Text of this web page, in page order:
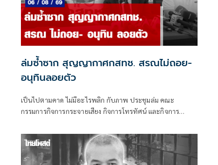
ล่มซ้ำซาก สุญญากาศกสทช. สรณไม่ถอย-
อนุทินลอยตัว
เป็นไปตามคาด ไม่มีอะไรพลิก กับภาพ ประชุมล่ม คณะ
กรรมการกิจการกระจายเสียง กิจการโทรทัศน์ และกิจการ